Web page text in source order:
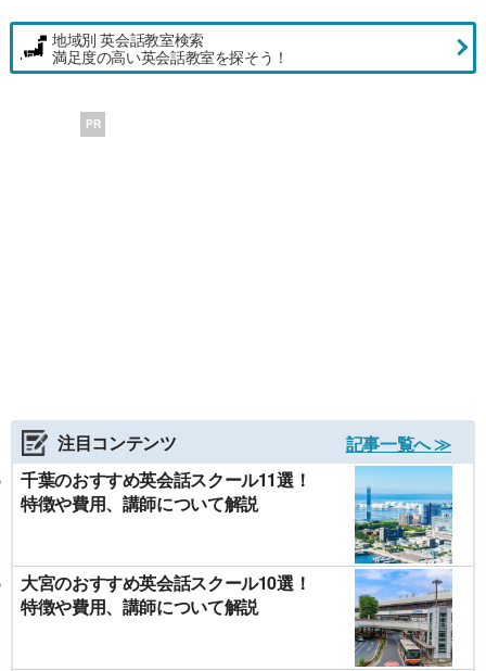
地域別 英会話教室検索
満足度の高い英会話教室を探そう！
PR
注目コンテンツ
記事一覧へ ≫
千葉のおすすめ英会話スクール11選！
特徴や費用、講師について解説
大宮のおすすめ英会話スクール10選！
特徴や費用、講師について解説